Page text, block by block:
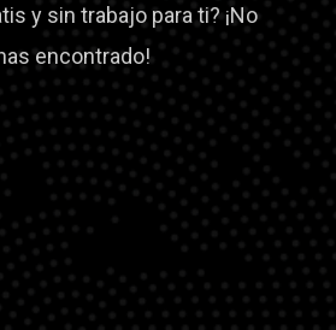
y sin trabajo para ti? ¡No
encontrado!